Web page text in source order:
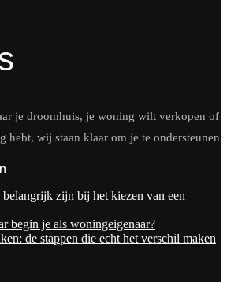
je droomhuis, je woning wilt verkopen of
hebt, wij staan klaar om je te ondersteunen
zijn bij het kiezen van een
begin je als woningeigenaar?
de stappen die echt het verschil maken